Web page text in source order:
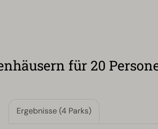
für 20
Ergebnisse (4 Parks)